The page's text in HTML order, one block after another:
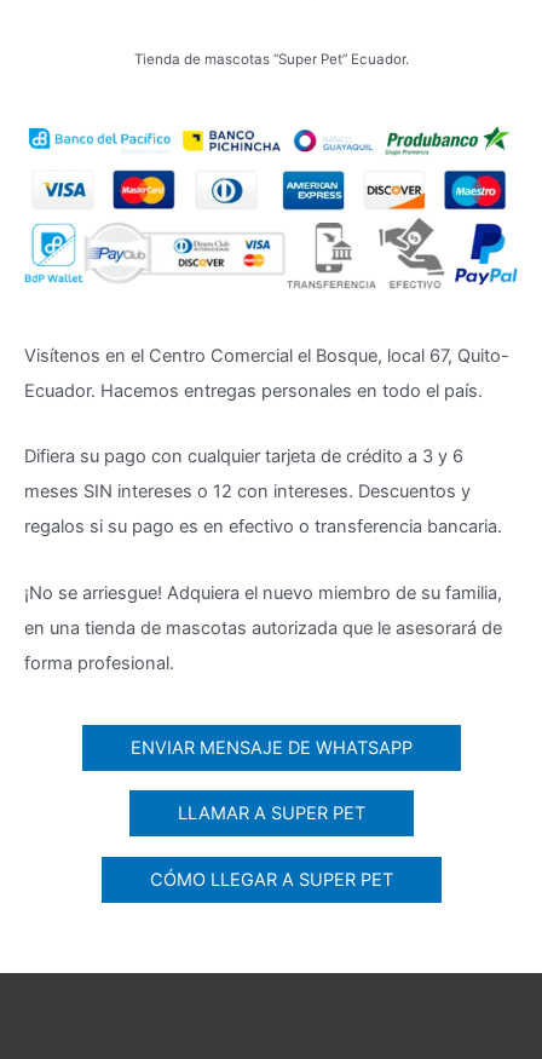
Tienda de mascotas “Super Pet” Ecuador.
Visítenos en el Centro Comercial el Bosque, local 67, Quito-
Ecuador. Hacemos entregas personales en todo el país.
Difiera su pago con cualquier tarjeta de crédito a 3 y 6
meses SIN intereses o 12 con intereses. Descuentos y
regalos si su pago es en efectivo o transferencia bancaria.
¡No se arriesgue! Adquiera el nuevo miembro de su familia,
en una tienda de mascotas autorizada que le asesorará de
forma profesional.
ENVIAR MENSAJE DE WHATSAPP
LLAMAR A SUPER PET
CÓMO LLEGAR A SUPER PET